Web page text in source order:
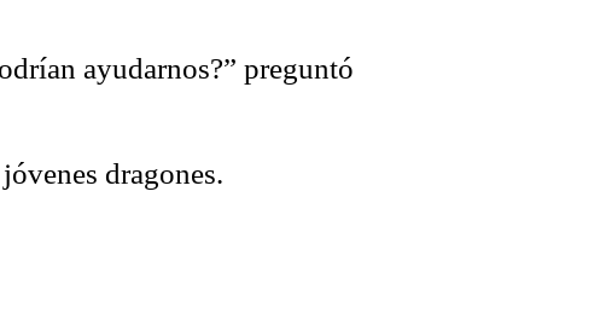
ayudarnos?” preguntó
dragones.